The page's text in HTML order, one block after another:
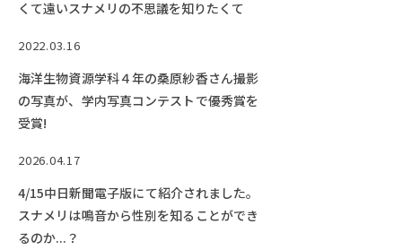
EVENTS
ANPIC
くて遠いスナメリの不思議を知りたくて
2022.03.16
海洋生物資源学科４年の桑原紗香さん撮影
の写真が、学内写真コンテストで優秀賞を
受賞!
2026.04.17
4/15中日新聞電子版にて紹介されました。
スナメリは鳴音から性別を知ることができ
るのか...？